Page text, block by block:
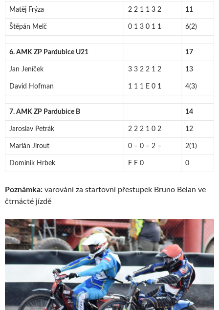
Matěj Frýza 2 2 1 1 3 2 11
Štěpán Melč 0 1 3 0 1 1 6(2)
6. AMK ZP Pardubice U21 17
Jan Jeníček 3 3 2 2 1 2 13
David Hofman 1 1 1 E 0 1 4(3)
7. AMK ZP Pardubice B 14
Jaroslav Petrák 2 2 2 1 0 2 12
Marián Jirout 0 – 0 – 2 – 2(1)
Dominik Hrbek F F 0 0
Poznámka: varování za startovní přestupek Bruno Belan ve
čtrnácté jízdě